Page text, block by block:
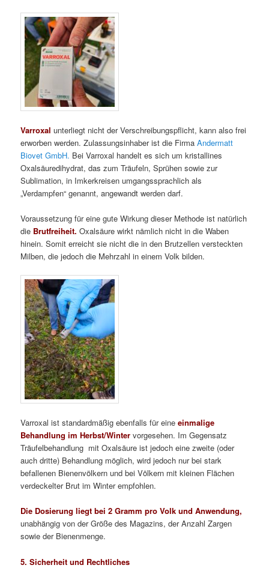
Varroxal unterliegt nicht der Verschreibungspflicht, kann also frei
erworben werden. Zulassungsinhaber ist die FirmaAndermatt
Biovet GmbH. Bei Varroxal handelt es sich um kristallines
Oxalsäuredihydrat, das zum Träufeln, Sprühen sowie zur
Sublimation, in Imkerkreisen umgangssprachlich als
„Verdampfen“ genannt, angewandt werden darf.
Voraussetzung für eine gute Wirkung dieser Methode ist natürlich
die Brutfreiheit. Oxalsäure wirkt nämlich nicht in die Waben
hinein. Somit erreicht sie nicht die in den Brutzellen versteckten
Milben, die jedoch die Mehrzahl in einem Volk bilden.
Varroxal ist standardmäßig ebenfalls für eineeinmalige
Behandlung im Herbst/Winter vorgesehen. Im Gegensatz
Träufelbehandlung mit Oxalsäure ist jedoch eine zweite (oder
auch dritte) Behandlung möglich, wird jedoch nur bei stark
befallenen Bienenvölkern und bei Völkern mit kleinen Flächen
verdeckelter Brut im Winter empfohlen.
Die Dosierung liegt bei 2 Gramm pro Volk und Anwendung,
unabhängig von der Größe des Magazins, der Anzahl Zargen
sowie der Bienenmenge.
5. Sicherheit und Rechtliches